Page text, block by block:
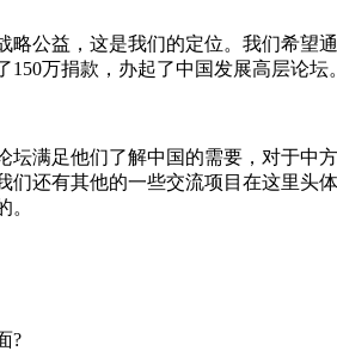
公益，这是我们的定位。我们希
万捐款，办起了中国发展高层论坛
满足他们了解中国的需要，对于
还有其他的一些交流项目在这里
。
?